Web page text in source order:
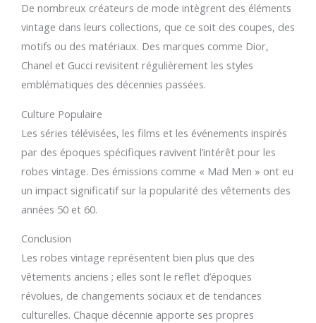
De nombreux créateurs de mode intègrent des éléments
vintage dans leurs collections, que ce soit des coupes, des
motifs ou des matériaux. Des marques comme Dior,
Chanel et Gucci revisitent régulièrement les styles
emblématiques des décennies passées.
Culture Populaire
Les séries télévisées, les films et les événements inspirés
par des époques spécifiques ravivent l’intérêt pour les
robes vintage. Des émissions comme « Mad Men » ont eu
un impact significatif sur la popularité des vêtements des
années 50 et 60.
Conclusion
Les robes vintage représentent bien plus que des
vêtements anciens ; elles sont le reflet d’époques
révolues, de changements sociaux et de tendances
culturelles. Chaque décennie apporte ses propres